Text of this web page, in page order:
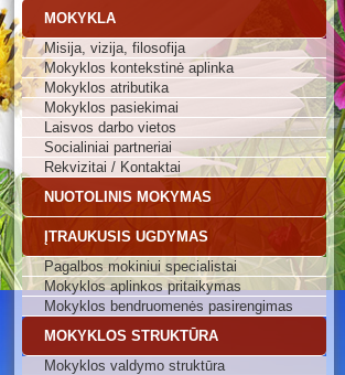
MOKYKLA
Misija, vizija, filosofija
Mokyklos kontekstinė aplinka
Mokyklos atributika
Mokyklos pasiekimai
Laisvos darbo vietos
Socialiniai partneriai
Rekvizitai / Kontaktai
NUOTOLINIS MOKYMAS
ĮTRAUKUSIS UGDYMAS
Pagalbos mokiniui specialistai
Mokyklos aplinkos pritaikymas
Mokyklos bendruomenės pasirengimas
MOKYKLOS STRUKTŪRA
Mokyklos valdymo struktūra